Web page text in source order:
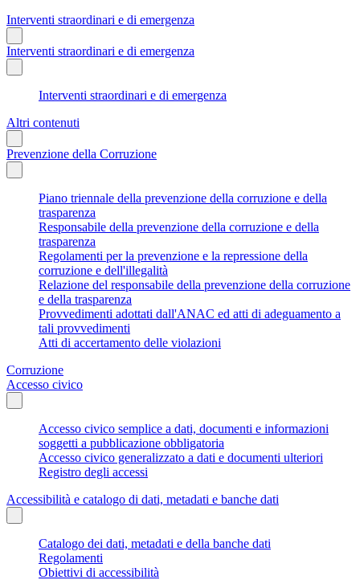
Interventi straordinari e di emergenza
Interventi straordinari e di emergenza
Interventi straordinari e di emergenza
Altri contenuti
Prevenzione della Corruzione
Piano triennale della prevenzione della corruzione e della
trasparenza
Responsabile della prevenzione della corruzione e della
trasparenza
Regolamenti per la prevenzione e la repressione della
corruzione e dell'illegalità
Relazione del responsabile della prevenzione della corruzione
e della trasparenza
Provvedimenti adottati dall'ANAC ed atti di adeguamento a
tali provvedimenti
Atti di accertamento delle violazioni
Corruzione
Accesso civico
Accesso civico semplice a dati, documenti e informazioni
soggetti a pubblicazione obbligatoria
Accesso civico generalizzato a dati e documenti ulteriori
Registro degli accessi
Accessibilità e catalogo di dati, metadati e banche dati
Catalogo dei dati, metadati e della banche dati
Regolamenti
Obiettivi di accessibilità